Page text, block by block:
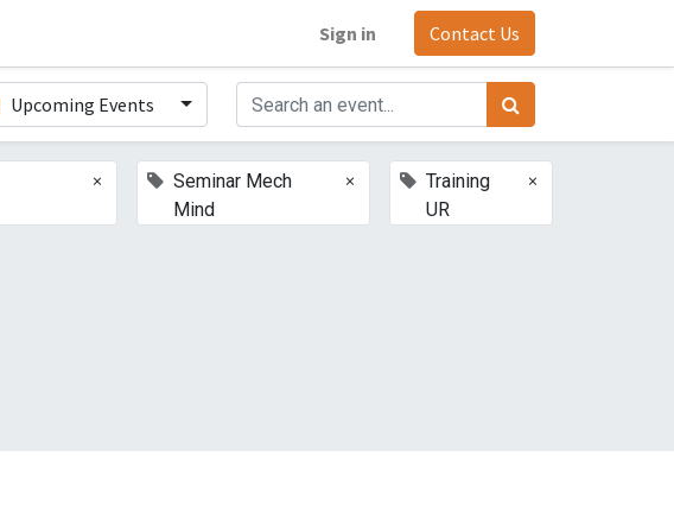
Sign in Contact Us
Upcoming Events
×
Seminar Mech
Mind
×
Training
UR
×